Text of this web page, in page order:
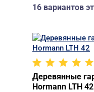
16 вариантов
Деревянные
Hormann LTH 42